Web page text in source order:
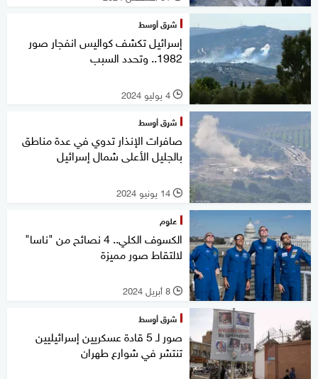
شرق أوسط
إسرائيل تكشف كواليس انفجار صور
1982.. وتحدد السبب
l 4 يوليو 2024
شرق أوسط
صافرات الإنذار تدوي في عدة مناطق
بالجليل الأعلى شمال إسرائيل
l 14 يونيو 2024
علوم
الكسوف الكلي.. 4 نصائح من "ناسا"
لالتقاط صور مميزة
l 8 أبريل 2024
شرق أوسط
صور لـ 5 قادة عسكريين إسرائيليين
تنتشر في شوارع طهران